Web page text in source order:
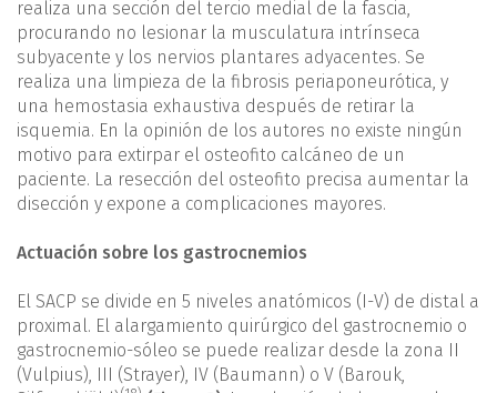
realiza una sección del tercio medial de la fascia,
procurando no lesionar la musculatura intrínseca
subyacente y los nervios plantares adyacentes. Se
realiza una limpieza de la fibrosis periaponeurótica, y
una hemostasia exhaustiva después de retirar la
isquemia. En la opinión de los autores no existe ningún
motivo para extirpar el osteofito calcáneo de un
paciente. La resección del osteofito precisa aumentar la
disección y expone a complicaciones mayores.
Actuación sobre los gastrocnemios
El SACP se divide en 5 niveles anatómicos (I-V) de distal a
proximal. El alargamiento quirúrgico del gastrocnemio o
gastrocnemio-sóleo se puede realizar desde la zona II
(Vulpius), III (Strayer), IV (Baumann) o V (Barouk,